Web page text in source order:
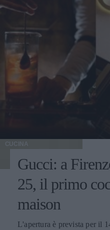
CUCINA
Gucci: a
25, il primo
maison
L'apertura è prevista per il